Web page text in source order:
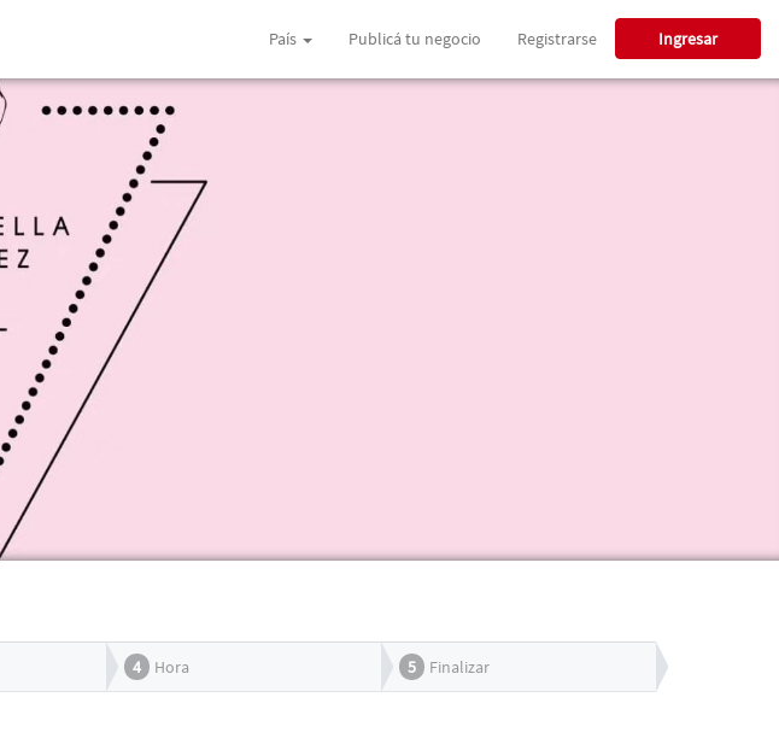
País Publicá tu negocio Registrarse Ingresar
4 Hora 5 Finalizar